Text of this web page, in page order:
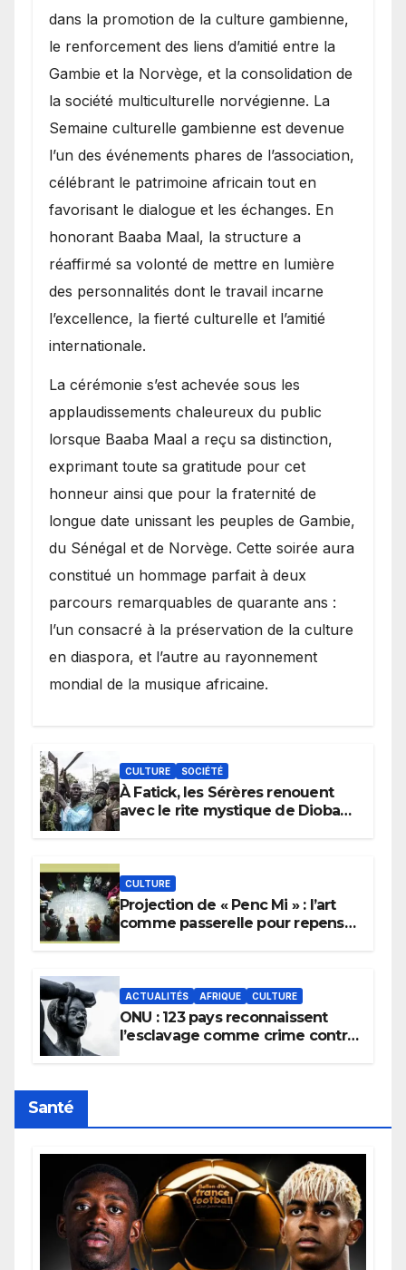
dans la promotion de la culture gambienne,
le renforcement des liens d’amitié entre la
Gambie et la Norvège, et la consolidation de
la société multiculturelle norvégienne. La
Semaine culturelle gambienne est devenue
l’un des événements phares de l’association,
célébrant le patrimoine africain tout en
favorisant le dialogue et les échanges. En
honorant Baaba Maal, la structure a
réaffirmé sa volonté de mettre en lumière
des personnalités dont le travail incarne
l’excellence, la fierté culturelle et l’amitié
internationale.
​La cérémonie s’est achevée sous les
applaudissements chaleureux du public
lorsque Baaba Maal a reçu sa distinction,
exprimant toute sa gratitude pour cet
honneur ainsi que pour la fraternité de
longue date unissant les peuples de Gambie,
du Sénégal et de Norvège. Cette soirée aura
constitué un hommage parfait à deux
parcours remarquables de quarante ans :
l’un consacré à la préservation de la culture
en diaspora, et l’autre au rayonnement
mondial de la musique africaine.
CULTURE SOCIÉTÉ
À Fatick, les Sérères renouent
avec le rite mystique de Diobaye
CULTURE
Projection de « Penc Mi » : l’art
comme passerelle pour repenser
ACTUALITÉS AFRIQUE CULTURE
ONU : 123 pays reconnaissent
l’esclavage comme crime contre
Santé